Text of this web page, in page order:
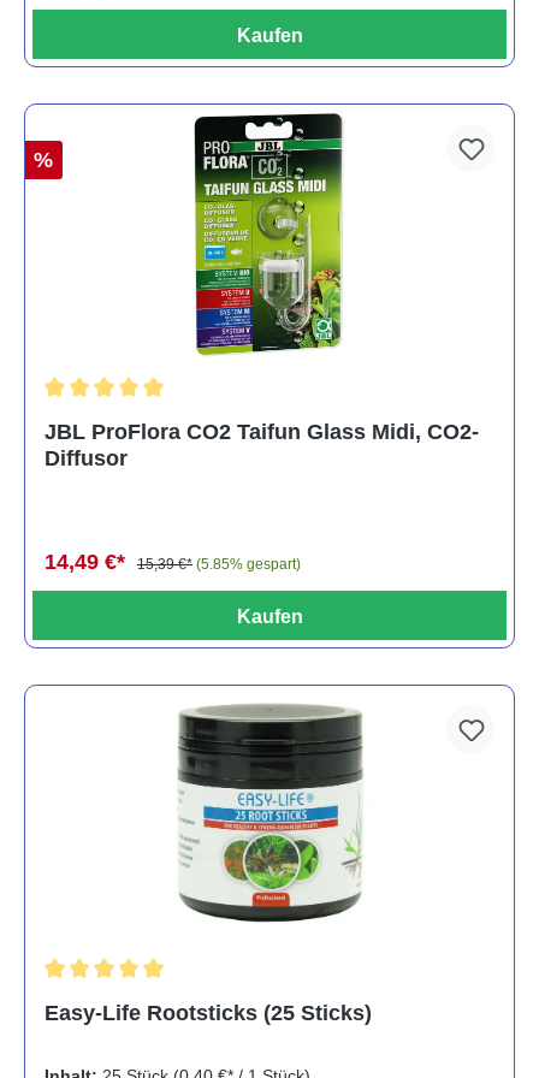
Kaufen
%
JBL ProFlora CO2 Taifun Glass Midi, CO2-
Diffusor
14,49 €* 15,39 €* (5.85% gespart)
Kaufen
Easy-Life Rootsticks (25 Sticks)